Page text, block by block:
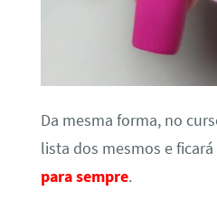
Da mesma forma, no
lista dos mesmos e ficará
para sempre.